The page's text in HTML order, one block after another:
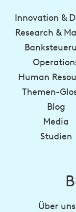
Innovation &
Research &
Human
Themen-
Blog
Media
Studien
Über uns